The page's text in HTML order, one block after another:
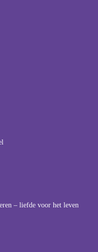
– liefde voor het leven